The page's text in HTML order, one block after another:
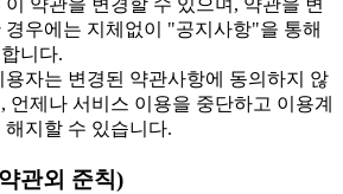
이 약관을 변경할 수 있으며, 약관을 변
경우에는 지체없이 "공지사항"을 통해
니다.
자는 변경된 약관사항에 동의하지 않
언제나 서비스 이용을 중단하고 이용계
해지할 수 있습니다.
관외 준칙)